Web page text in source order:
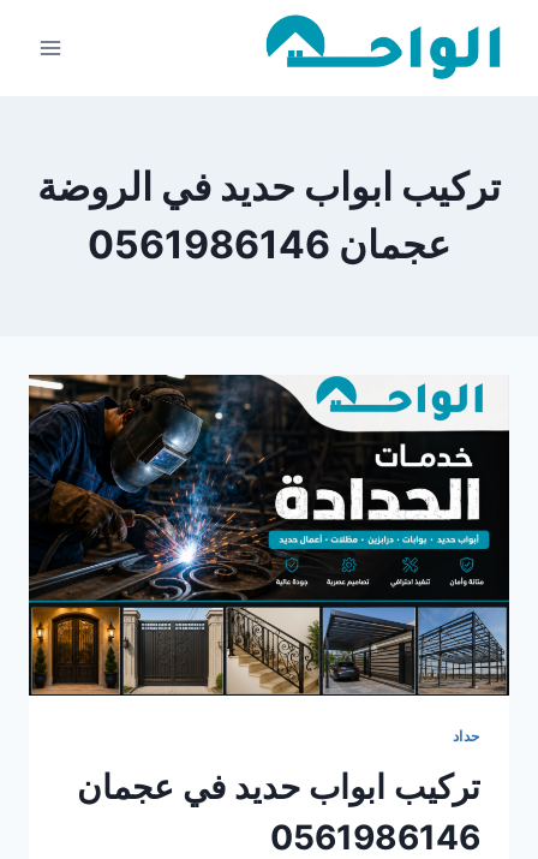
تركيب ابواب حديد في الروضة
عجمان 0561986146
حداد
تركيب ابواب حديد في عجمان
0561986146